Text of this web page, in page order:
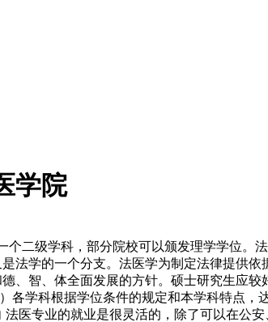
学院
级学科，部分院校可以颁发理学学位。
法学的一个分支。法医学为制定法律提供
、智、体全面发展的方针。硕士研究生应
学科根据学位条件的规定和本学科特点
医专业的就业是很灵活的，除了可以在公